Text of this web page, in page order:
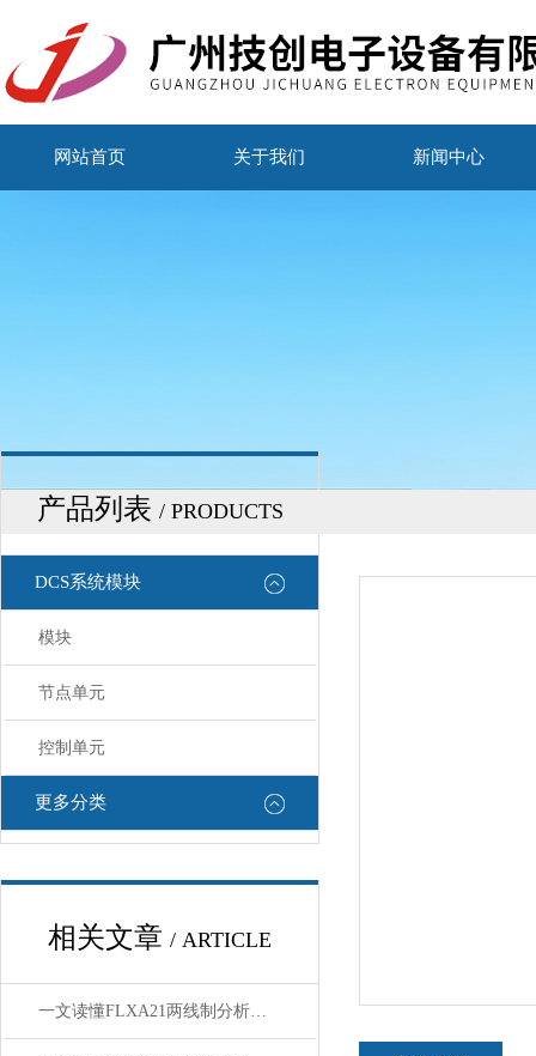
网站首页 关于我们 新闻中心
产品列表 / PRODUCTS
DCS系统模块
模块
节点单元
控制单元
更多分类
相关文章 / ARTICLE
一文读懂FLXA21两线制分析仪：功能、规格与智能化应用